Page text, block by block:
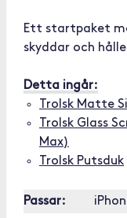
Ett startpaket
skyddar och
Detta ingår:
Trolsk Matte
Trolsk Glass
Max)
Trolsk Putsduk
Passar: